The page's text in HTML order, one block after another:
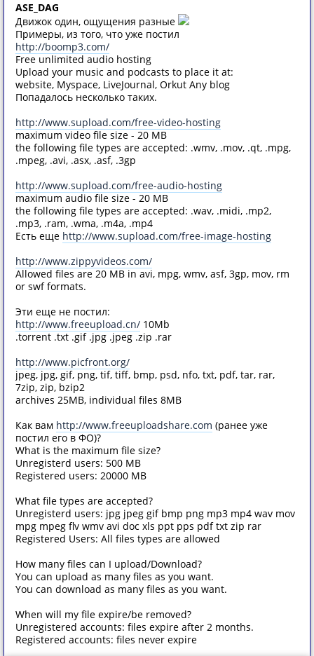
ASE_DAG
Движок один, ощущения разные
Примеры, из того, что уже постил
http://boomp3.com/
Free unlimited audio hosting
Upload your music and podcasts to place it at:
website, Myspace, LiveJournal, Orkut Any blog
Попадалось несколько таких.
http://www.supload.com/free-video-hosting
maximum video file size - 20 MB
the following file types are accepted: .wmv, .mov, .qt, .mpg,
.mpeg, .avi, .asx, .asf, .3gp
http://www.supload.com/free-audio-hosting
maximum audio file size - 20 MB
the following file types are accepted: .wav, .midi, .mp2,
.mp3, .ram, .wma, .m4a, .mp4
Есть еще http://www.supload.com/free-image-hosting
http://www.zippyvideos.com/
Allowed files are 20 MB in avi, mpg, wmv, asf, 3gp, mov, rm
or swf formats.
Эти еще не постил:
http://www.freeupload.cn/ 10Mb
.torrent .txt .gif .jpg .jpeg .zip .rar
http://www.picfront.org/
jpeg, jpg, gif, png, tif, tiff, bmp, psd, nfo, txt, pdf, tar, rar,
7zip, zip, bzip2
archives 25MB, individual files 8MB
Как вам http://www.freeuploadshare.com (ранее уже
постил его в ФО)?
What is the maximum file size?
Unregisterd users: 500 MB
Registered users: 20000 MB
What file types are accepted?
Unregisterd users: jpg jpeg gif bmp png mp3 mp4 wav mov
mpg mpeg flv wmv avi doc xls ppt pps pdf txt zip rar
Registered Users: All files types are allowed
How many files can I upload/Download?
You can upload as many files as you want.
You can download as many files as you want.
When will my file expire/be removed?
Unregistered accounts: files expire after 2 months.
Registered accounts: files never expire